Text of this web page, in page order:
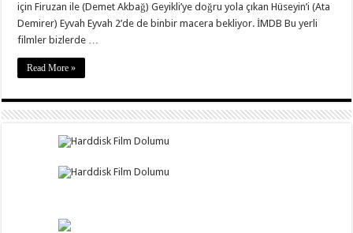
için Firuzan ile (Demet Akbağ) Geyikli’ye doğru yola çıkan Hüseyin’i (Ata
Demirer) Eyvah Eyvah 2’de de binbir macera bekliyor. İMDB Bu yerli
filmler bizlerde …
Read More »